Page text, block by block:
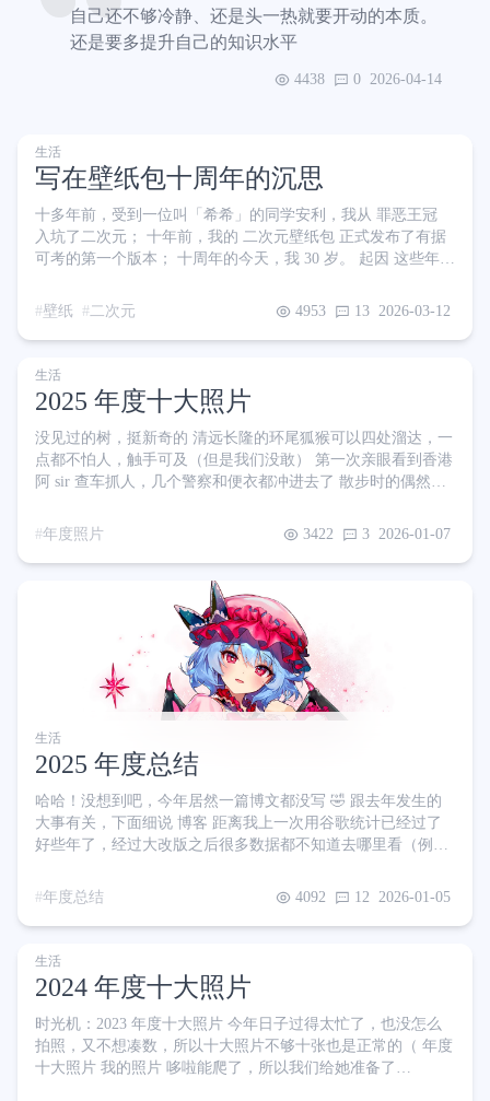
自己还不够冷静、还是头一热就要开动的本质。
还是要多提升自己的知识水平
4438 0 2026-04-14
生活
写在壁纸包十周年的沉思
十多年前，受到一位叫「希希」的同学安利，我从 罪恶王冠
入坑了二次元； 十年前，我的 二次元壁纸包 正式发布了有据
可考的第一个版本； 十周年的今天，我 30 岁。 起因 这些年
常追更我壁纸包的朋友都知道（是的，这壁纸包居然有粉丝追
人像等内容，整体上都是很健康的。但在某一个时间节点之后
画风突变，二次元软色情内容的含量大幅上升，大概就是这
样： 我一直都能感觉到的，我的壁纸包中出现越来越多的二次
元白丝、
壁纸 二次元 4953 13 2026-03-12
生活
2025 年度十大照片
没见过的树，挺新奇的 清远长隆的环尾狐猴可以四处溜达，一
点都不怕人，触手可及（但是我们没敢） 第一次亲眼看到香港
阿 sir 查车抓人，几个警察和便衣都冲进去了 散步时的偶然一
角们遇到了困境 这店名开在广东，故意的吧？ 这张超像俄罗
朋友的暗中观察 开冲！ 她的照片 纪念第1次住上这么大的房
年度照片 3422 3 2026-01-07
生活
2025 年度总结
哈哈！没想到吧，今年居然一篇博文都没写 🤣 跟去年发生的
大事有关，下面细说 博客 距离我上一次用谷歌统计已经过了
好些年了，经过大改版之后很多数据都不知道去哪里看（例如
么呢 阅读量前三的文章也没什么好说的了，反正都不可能是今
年写的 工作 & 学习 去年我说过在香港工作了，说来话长，总
之结局可以说是 —— 创业失败了 欠了些债，灰头土脸地回来
把车也卖了🥲 虽说技术没有完全荒废吧，但写代码的时间是大
大缩水了。整天面对的是什么
年度总结 4092 12 2026-01-05
生活
2024 年度十大照片
时光机：2023 年度十大照片 今年日子过得太忙了，也没怎么
拍照，又不想凑数，所以十大照片不够十张也是正常的（ 年度
十大照片 我的照片 哆啦能爬了，所以我们给她准备了